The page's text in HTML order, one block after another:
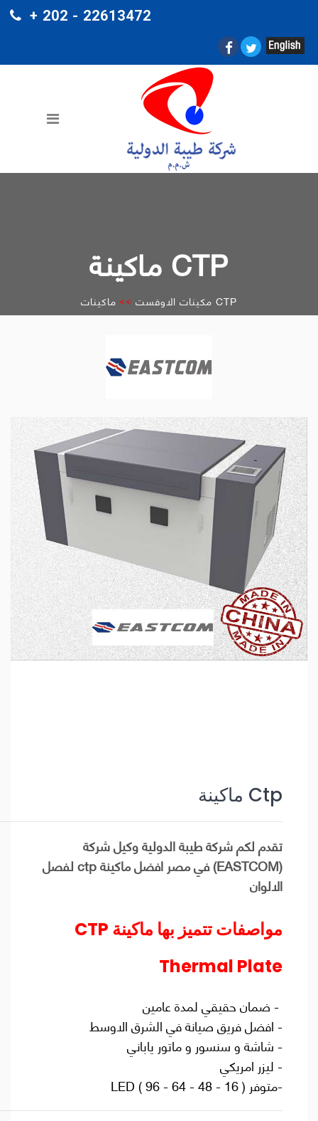
+ 202 - 22613472
ماكينة CTP
مكينات الاوفست >> ماكينات CTP
ماكينة Ctp
تقدم لكم شركة طيبة الدولية وكيل شركة
(EASTCOM) في مصر افضل ماكينة ctp لفصل
الالوان
مواصفات تتميز بها ماكينة CTP
Thermal Plate
- ضمان حقيقي لمدة عامين
- افضل فريق صيانة في الشرق الاوسط
- شاشة و سنسور و ماتور ياباني
- ليزر امريكي
-متوفر ( 16 - 48 - 64 - 96 ) LED